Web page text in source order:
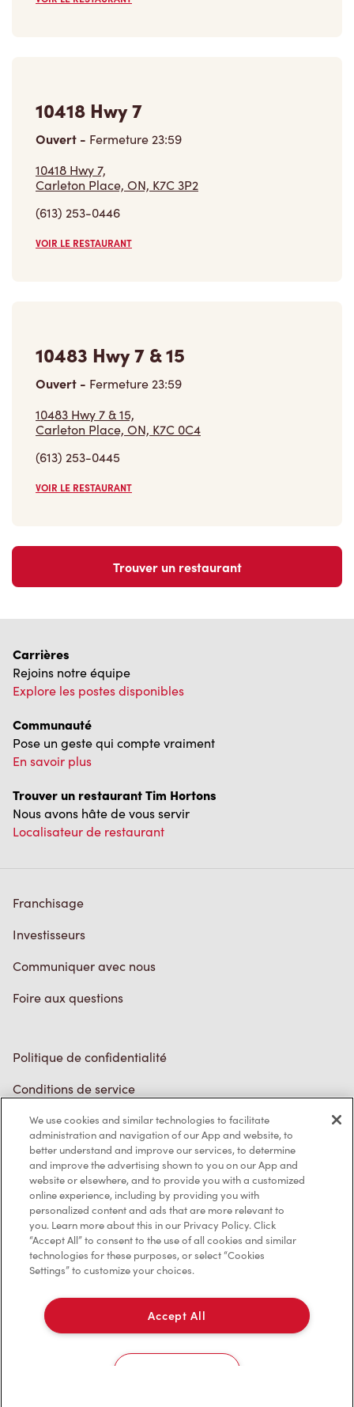
Ouvert- Fermeture
10418 Hwy 7,
Carleton Place, ON, K7C 3P2
(613) 253-0446
VOIR LE RESTAURANT
Ouvert-Fermeture23:59
10483 Hwy 7 & 15,
Carleton Place, ON, K7C 0C4
(613) 253-0445
VOIR LE RESTAURANT
Trouver un restaurant
Rejoins notre équipe
Explore les postes disponibles
Communauté
Pose un geste qui compte vraiment
En savoir plus
Trouver un restaurant Tim Hortons
Nous avons hâte de vous servir
Localisateur de restaurant
Investisseurs
Communiquer avec nous
Foire aux questions
Conditions de service
Marques de commerce
Accessibilité
Diagnostic
Contactez-nous
TM & © Tim Hortons, 2023
We use cookies and similar technologies to facilitate
administration and navigation of our App and website, to
better understand and improve our services, to determine
and improve the advertising shown to you on our App and
website or elsewhere, and to provide you with a customized
online experience, including by providing you with
personalized content and ads that are more relevant to
you. Learn more about this in our Privacy Policy. Click
“Accept All” to consent to the use of all cookies and similar
technologies for these purposes, or select “Cookies
Settings” to customize your choices.
Accept All